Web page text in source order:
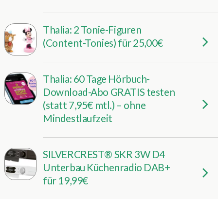
Thalia: 2 Tonie-Figuren
(Content-Tonies) für 25,00€
Thalia: 60 Tage Hörbuch-
Download-Abo GRATIS testen
(statt 7,95€ mtl.) – ohne
Mindestlaufzeit
SILVERCREST® SKR 3W D4
Unterbau Küchenradio DAB+
für 19,99€